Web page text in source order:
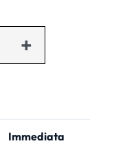
Immediata